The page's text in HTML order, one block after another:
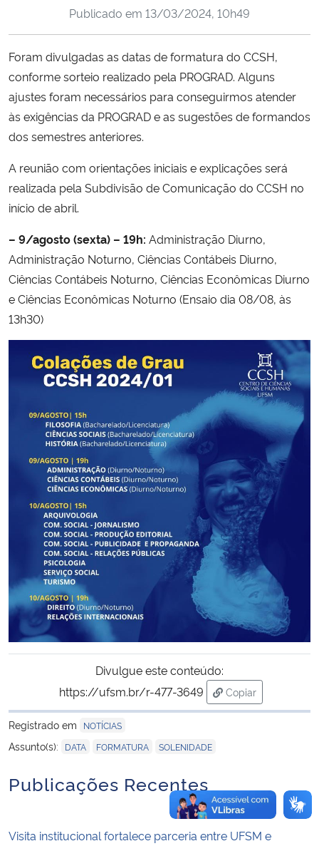
Ministério da Cidadania
Ministério da Ciência, Tecnologia, Inovações e Comunicações
Ministério do Meio Ambiente
Ministério do Desenvolvimento Regional
Controladoria-Geral da União
Ministério da Mulher, da Família e dos Direitos Humanos
Secretaria-Geral
Secretaria de Governo
Gabinete de Segurança Institucional
Advocacia-Geral da União
Banco Central do Brasil
Publicado em 13/03/2024, 10h49
Foram divulgadas as datas de formatura do CCSH,
conforme sorteio realizado pela PROGRAD. Alguns
ajustes foram necessários para conseguirmos atender
às exigências da PROGRAD e as sugestões de formandos
dos semestres anteriores.
A reunião com orientações iniciais e explicações será
realizada pela Subdivisão de Comunicação do CCSH no
início de abril.
– 9/agosto (sexta) – 19h: Administração Diurno,
Administração Noturno, Ciências Contábeis Diurno,
Ciências Contábeis Noturno, Ciências Econômicas Diurno
e Ciências Econômicas Noturno (Ensaio dia 08/08, às
13h30)
Divulgue este conteúdo:
https://ufsm.br/r-477-3649
Copiar
para área de
Registrado em
NOTÍCIAS
Assunto(s): DATA FORMATURA SOLENIDADE
Publicações Recentes
Visita institucional fortalece parceria entre UFSM e